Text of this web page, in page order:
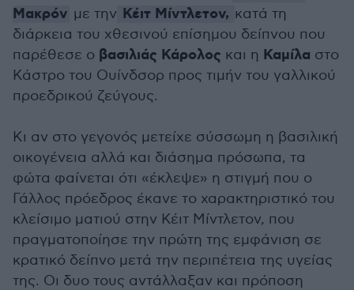
Μακρόν με την Κέιτ Μίντλετον, κατά τη
διάρκεια του χθεσινού επίσημου δείπνου που
παρέθεσε ο βασιλιάς Κάρολος και η Καμίλα στο
Κάστρο του Ουίνδσορ προς τιμήν του γαλλικού
προεδρικού ζεύγους.
Κι αν στο γεγονός μετείχε σύσσωμη η βασιλική
οικογένεια αλλά και διάσημα πρόσωπα, τα
φώτα φαίνεται ότι «έκλεψε» η στιγμή που ο
Γάλλος πρόεδρος έκανε το χαρακτηριστικό του
κλείσιμο ματιού στην Κέιτ Μίντλετον, που
πραγματοποίησε την πρώτη της εμφάνιση σε
κρατικό δείπνο μετά την περιπέτεια της υγείας
της. Οι δυο τους αντάλλαξαν και πρόποση